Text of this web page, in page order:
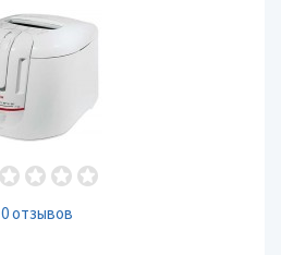
0 отзывов